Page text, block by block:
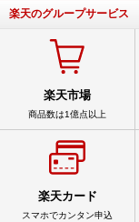
楽天のグループサービス
楽天市場
商品数は1億点以上
楽天カード
スマホでカンタン申込